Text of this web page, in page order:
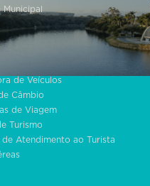
Municipal
de Veículos
Câmbio
de Viagem
Turismo
Atendimento ao Turista